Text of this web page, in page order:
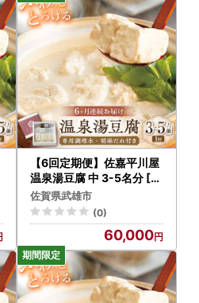
【6回定期便】佐嘉平川屋
温泉湯豆腐 中 3-5名分 [U
BU012] 豆腐 とうふ
佐賀県武雄市
(0)
60,000